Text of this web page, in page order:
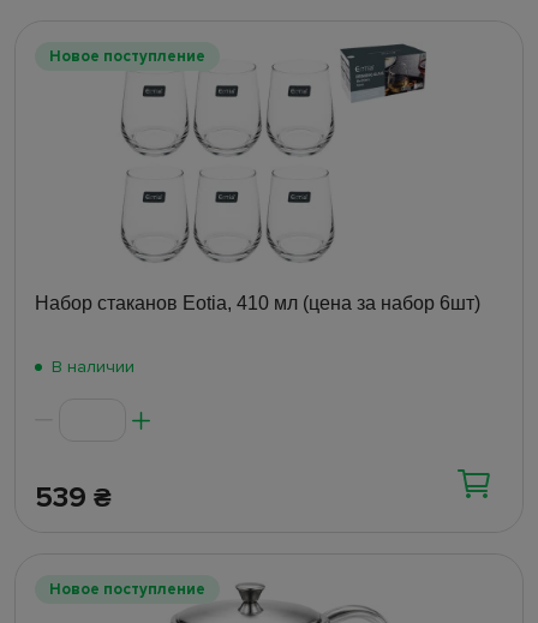
Новое поступление
Набор стаканов Eotia, 410 мл (цена за набор 6шт)
В наличии
539 ₴
Новое поступление